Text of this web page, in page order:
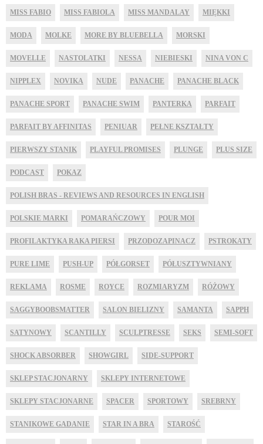
MISS FABIO MISS FABIOLA MISS MANDALAY MIĘKKI
MODA MOLKE MORE BY BLUEBELLA MORSKI
MOVELLE NASTOLATKI NESSA NIEBIESKI NINA VON C
NIPPLEX NOVIKA NUDE PANACHE PANACHE BLACK
PANACHE SPORT PANACHE SWIM PANTERKA PARFAIT
PARFAIT BY AFFINITAS PENIUAR PEŁNE KSZTAŁTY
PIERWSZY STANIK PLAYFUL PROMISES PLUNGE PLUS SIZE
PODCAST POKAZ
POLISH BRAS - REVIEWS AND RESOURCES IN ENGLISH
POLSKIE MARKI POMARAŃCZOWY POUR MOI
PROFILAKTYKA RAKA PIERSI PRZODOZAPINACZ PSTROKATY
PURE LIME PUSH-UP PÓŁGORSET PÓŁUSZTYWNIANY
REKLAMA ROSME ROYCE ROZMIARYZM RÓŻOWY
SAGGYBOOBSMATTER SALON BIELIZNY SAMANTA SAPPH
SATYNOWY SCANTILLY SCULPTRESSE SEKS SEMI-SOFT
SHOCK ABSORBER SHOWGIRL SIDE-SUPPORT
SKLEP STACJONARNY SKLEPY INTERNETOWE
SKLEPY STACJONARNE SPACER SPORTOWY SREBRNY
STANIKOWE GADANIE STAR IN A BRA STAROŚĆ